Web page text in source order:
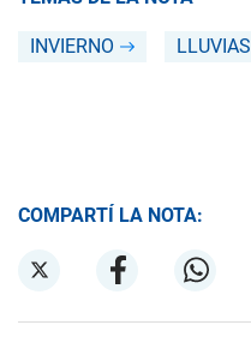
INVIERNO LLUVIAS
COMPARTÍ LA NOTA: